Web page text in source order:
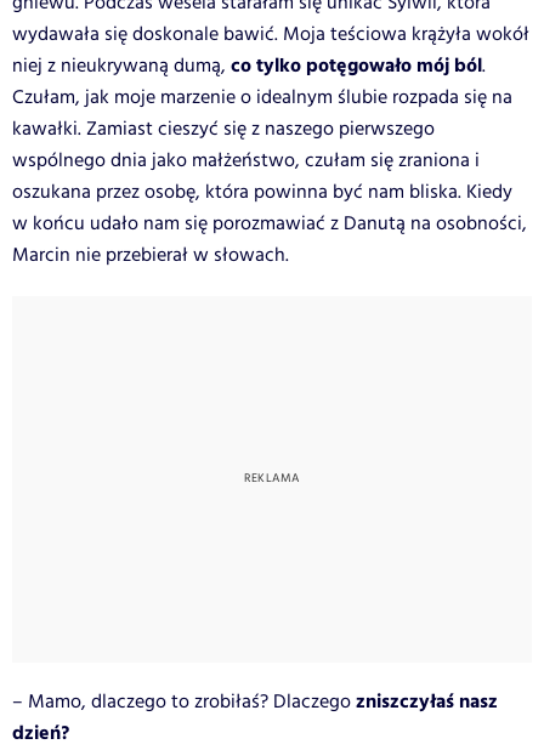
wydawała się doskonale bawić. Moja teściowa krążyła wokół
niej z nieukrywaną dumą, co tylko potęgowało mój ból.
Czułam, jak moje marzenie o idealnym ślubie rozpada się na
kawałki. Zamiast cieszyć się z naszego pierwszego
wspólnego dnia jako małżeństwo, czułam się zraniona i
oszukana przez osobę, która powinna być nam bliska. Kiedy
w końcu udało nam się porozmawiać z Danutą na osobności,
Marcin nie przebierał w słowach.
– Mamo, dlaczego to zrobiłaś? Dlaczegozniszczyłaś nasz
dzień?